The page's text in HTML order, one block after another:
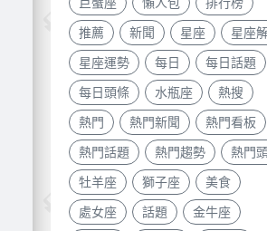
推薦 新聞 星座 星座
星座運勢 每日 每日話題
每日頭條 水瓶座 熱搜
熱門 熱門新聞 熱門看板
熱門話題 熱門趨勢 熱門
牡羊座 獅子座 美食
處女座 話題 金牛座